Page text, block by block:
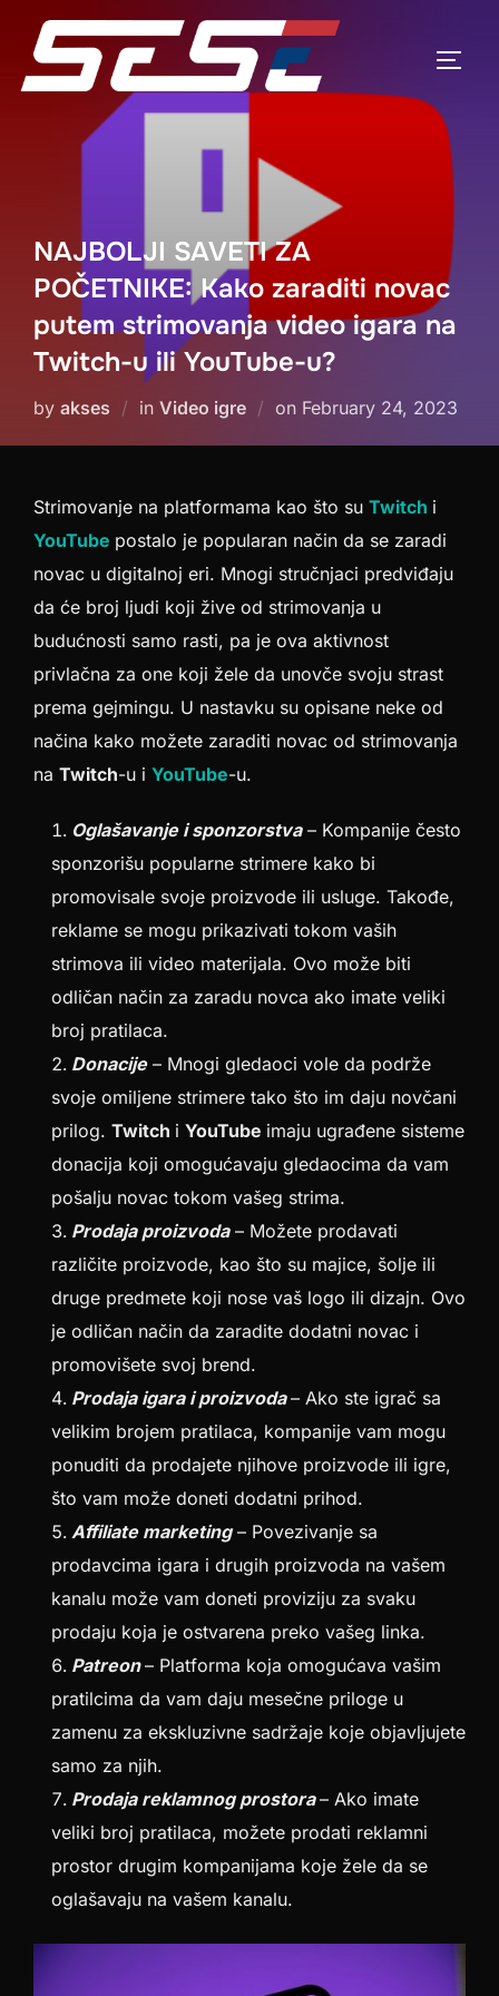
content
NAJBOLJI SAVETI ZA
POČETNIKE: Kako zaraditi novac
putem strimovanja video igara na
Twitch-u ili YouTube-u?
by akses in Video igre on Posted
February 24, 2023
Strimovanje na platformama kao što su Twitch i
YouTube postalo je popularan način da se zaradi
novac u digitalnoj eri. Mnogi stručnjaci predviđaju
da će broj ljudi koji žive od strimovanja u
budućnosti samo rasti, pa je ova aktivnost
privlačna za one koji žele da unovče svoju strast
prema gejmingu. U nastavku su opisane neke od
načina kako možete zaraditi novac od strimovanja
na Twitch-u i YouTube-u.
Oglašavanje i sponzorstva– Kompanije često
sponzorišu popularne strimere kako bi
promovisale svoje proizvode ili usluge. Takođe,
reklame se mogu prikazivati tokom vaših
strimova ili video materijala. Ovo može biti
odličan način za zaradu novca ako imate veliki
broj pratilaca.
Donacije– Mnogi gledaoci vole da podrže
svoje omiljene strimere tako što im daju novčani
prilog. Twitch i YouTube imaju ugrađene sisteme
donacija koji omogućavaju gledaocima da vam
pošalju novac tokom vašeg strima.
Prodaja proizvoda– Možete prodavati
različite proizvode, kao što su majice, šolje ili
druge predmete koji nose vaš logo ili dizajn. Ovo
je odličan način da zaradite dodatni novac i
promovišete svoj brend.
Prodaja igara i proizvoda– Ako ste igrač sa
velikim brojem pratilaca, kompanije vam mogu
ponuditi da prodajete njihove proizvode ili igre,
što vam može doneti dodatni prihod.
Affiliate marketing– Povezivanje sa
prodavcima igara i drugih proizvoda na vašem
kanalu može vam doneti proviziju za svaku
prodaju koja je ostvarena preko vašeg linka.
Patreon– Platforma koja omogućava vašim
pratilcima da vam daju mesečne priloge u
zamenu za ekskluzivne sadržaje koje objavljujete
samo za njih.
Prodaja reklamnog prostora– Ako imate
veliki broj pratilaca, možete prodati reklamni
prostor drugim kompanijama koje žele da se
oglašavaju na vašem kanalu.